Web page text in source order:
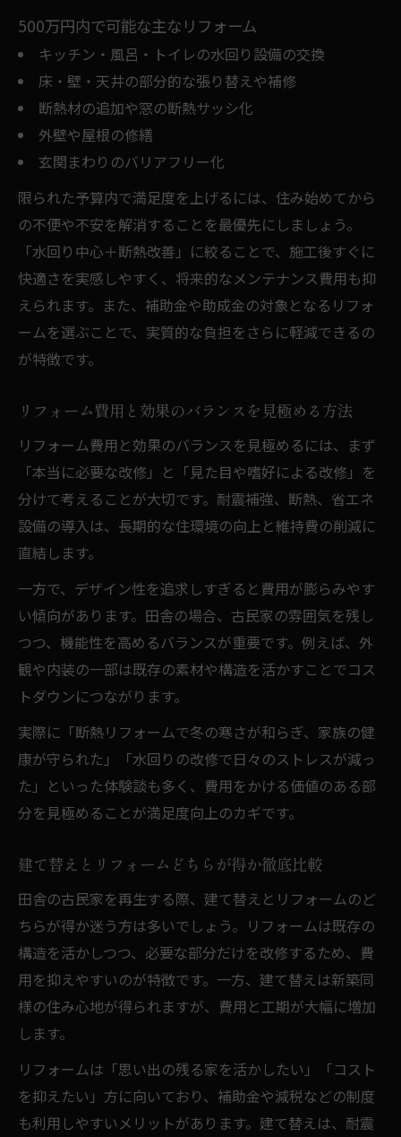
500万円内で可能な主なリフォーム
キッチン・風呂・トイレの水回り設備の交換
床・壁・天井の部分的な張り替えや補修
断熱材の追加や窓の断熱サッシ化
外壁や屋根の修繕
玄関まわりのバリアフリー化
限られた予算内で満足度を上げるには、住み始めてから
の不便や不安を解消することを最優先にしましょう。
「水回り中心＋断熱改善」に絞ることで、施工後すぐに
快適さを実感しやすく、将来的なメンテナンス費用も抑
えられます。また、補助金や助成金の対象となるリフォ
ームを選ぶことで、実質的な負担をさらに軽減できるの
が特徴です。
リフォーム費用と効果のバランスを見極める方法
リフォーム費用と効果のバランスを見極めるには、まず
「本当に必要な改修」と「見た目や嗜好による改修」を
分けて考えることが大切です。耐震補強、断熱、省エネ
設備の導入は、長期的な住環境の向上と維持費の削減に
直結します。
一方で、デザイン性を追求しすぎると費用が膨らみやす
い傾向があります。田舎の場合、古民家の雰囲気を残し
つつ、機能性を高めるバランスが重要です。例えば、外
観や内装の一部は既存の素材や構造を活かすことでコス
トダウンにつながります。
実際に「断熱リフォームで冬の寒さが和らぎ、家族の健
康が守られた」「水回りの改修で日々のストレスが減っ
た」といった体験談も多く、費用をかける価値のある部
分を見極めることが満足度向上のカギです。
建て替えとリフォームどちらが得か徹底比較
田舎の古民家を再生する際、建て替えとリフォームのど
ちらが得か迷う方は多いでしょう。リフォームは既存の
構造を活かしつつ、必要な部分だけを改修するため、費
用を抑えやすいのが特徴です。一方、建て替えは新築同
様の住み心地が得られますが、費用と工期が大幅に増加
します。
リフォームは「思い出の残る家を活かしたい」「コスト
を抑えたい」方に向いており、補助金や減税などの制度
も利用しやすいメリットがあります。建て替えは、耐震